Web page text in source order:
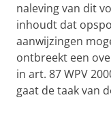
naleving van dit
inhoudt dat
aanwijzingen
ontbreekt een
in art. 87 WPV
gaat de taak van